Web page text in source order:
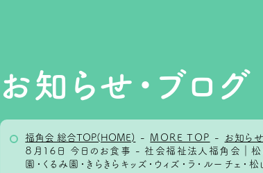
お知らせ・ブログ
福角会 総合TOP(HOME) - MORE TOP - お知ら
８月１６日 今日のお食事 - 社会福祉法人福角会｜
園・くるみ園・きらきらキッズ・ウィズ・ラ・ルーチ